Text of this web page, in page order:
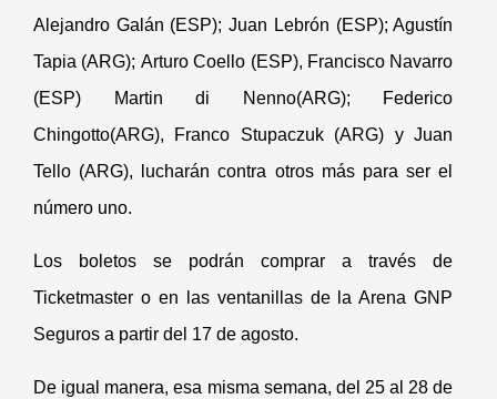
Alejandro Galán (ESP); Juan Lebrón (ESP); Agustín
Tapia (ARG); Arturo Coello (ESP), Francisco Navarro
(ESP)
Martin di Nenno(ARG); Federico
Chingotto(ARG), Franco Stupaczuk (ARG) y Juan
Tello (ARG), lucharán contra otros más para ser el
número uno.
Los boletos se podrán comprar a través de
Ticketmaster o en las ventanillas de la Arena GNP
Seguros a partir del 17 de agosto.
De igual manera, esa misma semana, del 25 al 28 de